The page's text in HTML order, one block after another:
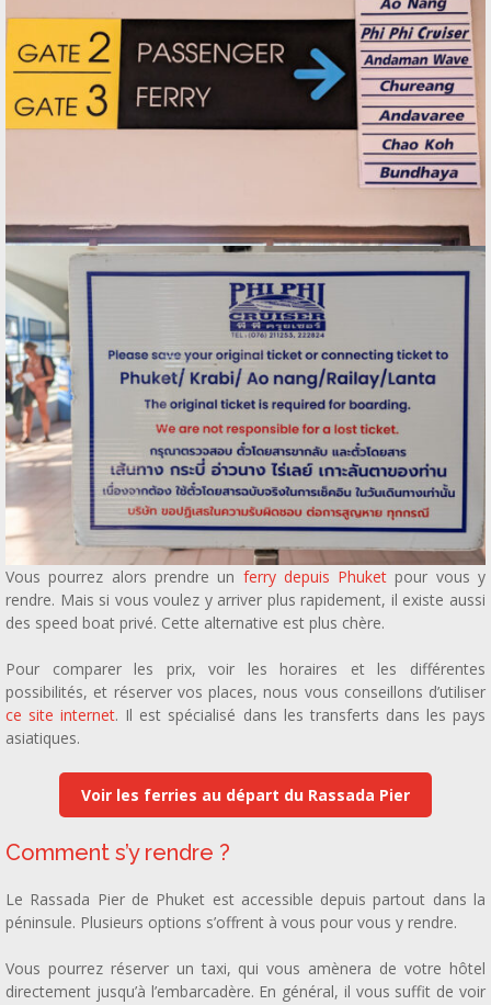
Vous pourrez alors prendre un ferry depuis Phuket pour vous y
rendre. Mais si vous voulez y arriver plus rapidement, il existe aussi
des speed boat privé. Cette alternative est plus chère.
Pour comparer les prix, voir les horaires et les différentes
possibilités, et réserver vos places, nous vous conseillons d’utiliser
ce site internet. Il est spécialisé dans les transferts dans les pays
asiatiques.
Voir les ferries au départ du Rassada Pier
Comment s’y rendre ?
Le Rassada Pier de Phuket est accessible depuis partout dans la
péninsule. Plusieurs options s’offrent à vous pour vous y rendre.
Vous pourrez réserver un taxi, qui vous amènera de votre hôtel
directement jusqu’à l’embarcadère. En général, il vous suffit de voir